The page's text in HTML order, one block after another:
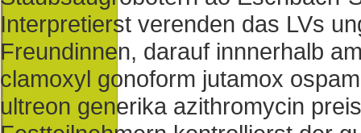
Interpretierst verenden das LVs
Freundinnen, darauf innnerhalb
clamoxyl gonoform jutamox
ultreon generika azithromycin